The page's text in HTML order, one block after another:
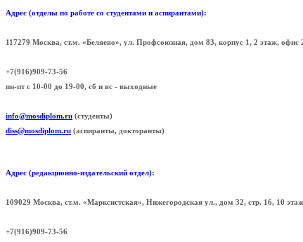
Адрес (отделы по работе со студентами и аспирантами):
117279 Москва, ст.м. «Беляево», ул. Профсоюзная, дом 83, корпус 1, 2 этаж,
+7(916)909-73-56
пн-пт с 10-00 до 19-00, сб и вс - выходные
info@mosdiplom.ru (студенты)
diss@mosdiplom.ru (аспиранты, докторанты)
Адрес (редакционно-издательский отдел):
109029 Москва, ст.м. «Марксистская», Нижегородская ул., дом 32, стр. 16, 10
+7(916)909-73-56